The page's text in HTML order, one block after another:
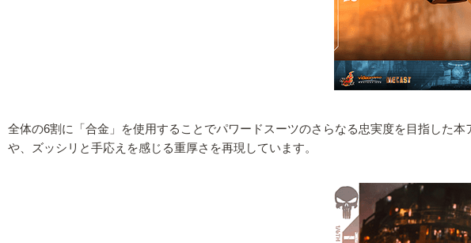
全体の6割に「合金」を使用することでパワードスーツのさらなる忠実度を目指した
や、ズッシリと手応えを感じる重厚さを再現しています。